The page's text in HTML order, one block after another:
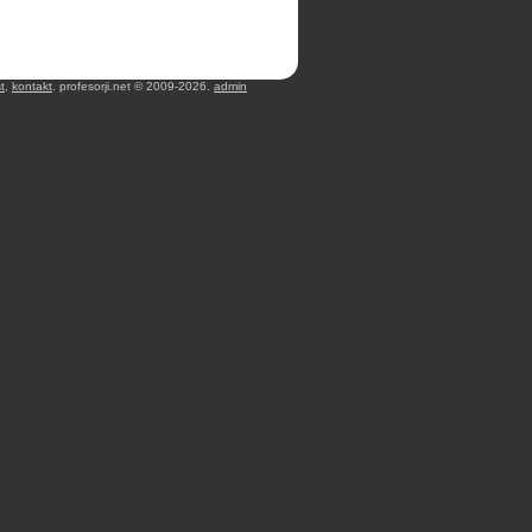
kontakt . profesorji.net © 2009-2026. admin